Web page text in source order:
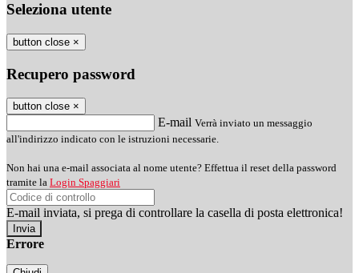
Seleziona utente
button close ×
Recupero password
button close ×
E-mail Verrà inviato un messaggio
all'indirizzo indicato con le istruzioni necessarie.
Non hai una e-mail associata al nome utente? Effettua il reset della password
tramite la Login Spaggiari
E-mail inviata, si prega di controllare la casella di posta elettronica!
Errore